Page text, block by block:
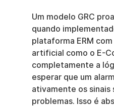
Um modelo GRC
quando
plataforma ERM
artificial como o E-
completamente a
esperar que um
ativamente os
problemas. Isso é